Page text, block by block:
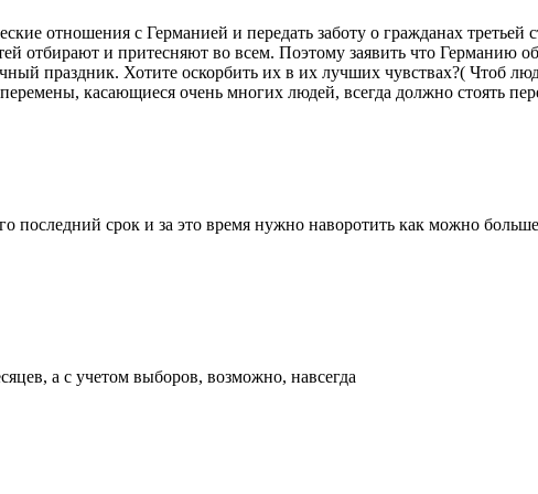
отношения с Германией и передать заботу о гражданах третьей
отбирают и притесняют во всем. Поэтому заявить что Германию
праздник. Хотите оскорбить их в их лучших чувствах?( Чтоб
перемены, касающиеся очень многих людей, всегда должно
последний срок и за это время нужно наворотить как можно больше
а с учетом выборов, возможно, навсегда